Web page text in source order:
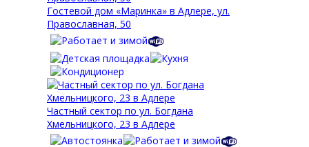
Гостевой дом «Маринка» в Адлере, ул.
Православная, 50
Частный сектор по ул. Богдана
Хмельницкого, 23 в Адлере